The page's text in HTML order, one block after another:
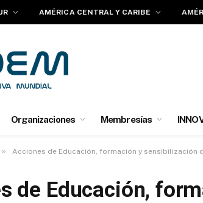
AMÉRICA CENTRAL Y CARIBE
Organizaciones Membresías
» Acciones de Educación, formación y sensibilización
de Educación,